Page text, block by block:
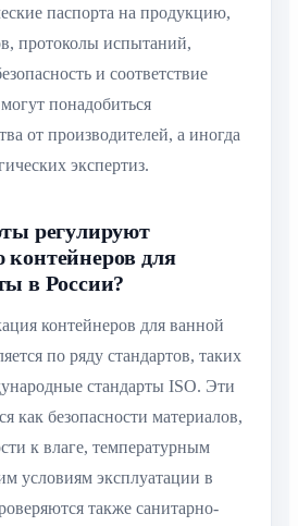
паспорта на продукцию,
протоколы испытаний,
и соответствие
понадобиться
от производителей, а иногда
экспертиз.
регулируют
для
в России?
контейнеров для ванной
по ряду стандартов, таких
стандарты ISO. Эти
как безопасности материалов,
к влаге, температурным
условиям эксплуатации в
также санитарно-